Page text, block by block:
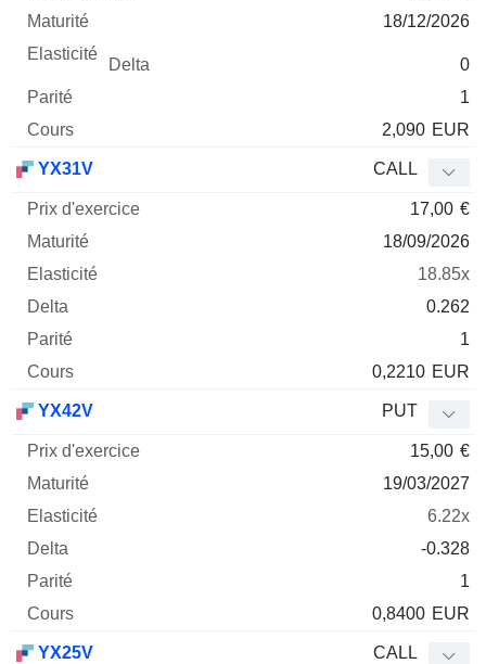
18/12/2026
0
1
2,090 EUR
YX31V CALL
17,00 €
18/09/2026
18.85x
0.262
1
0,2210 EUR
YX42V PUT
15,00 €
19/03/2027
6.22x
-0.328
1
0,8400 EUR
YX25V CALL